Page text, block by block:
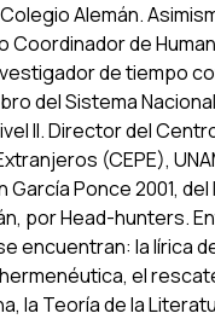
Colegio Alemán.
Coordinador de
de tiempo
del Sistema
II. Director del
(CEPE),
García Ponce 2001,
por Head-hunters.
encuentran: la lírica
el
la Teoría de la